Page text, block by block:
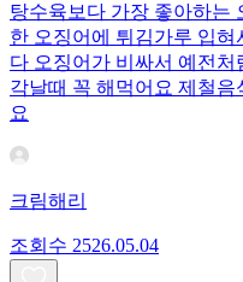
탕수육보다 가장 좋아하는
한 오징어에 튀김가루 입혀
다 오징어가 비싸서 예전
각날때 꼭 해먹어요 제철음
요
크림해리
조회수 2526.05.04